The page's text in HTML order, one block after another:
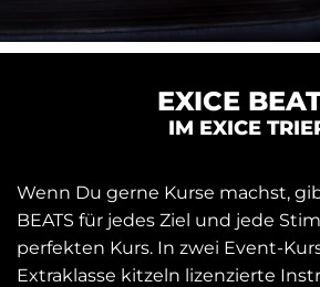
EXICE
IM EXICE
Wenn Du gerne Kurse machst,
BEATS für jedes Ziel und jede
perfekten Kurs. In zwei Event-
Extraklasse kitzeln lizenzierte